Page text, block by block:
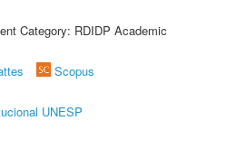
Category: RDIDP Academic
Scopus
UNESP